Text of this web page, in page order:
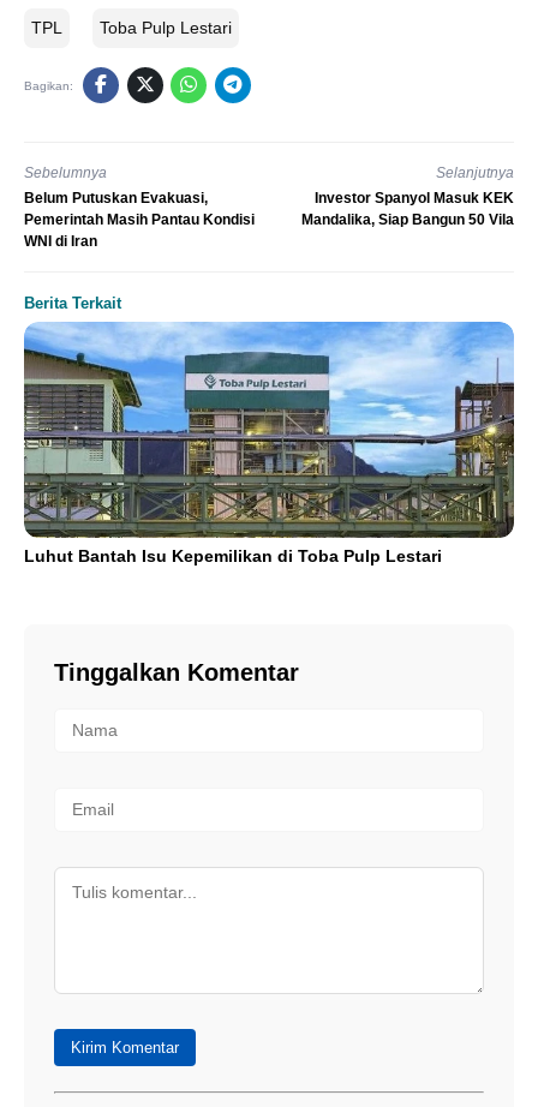
TPL Toba Pulp Lestari
Bagikan:
Sebelumnya
Belum Putuskan Evakuasi,
Pemerintah Masih Pantau Kondisi
WNI di Iran
Selanjutnya
Investor Spanyol Masuk KEK
Mandalika, Siap Bangun 50 Vila
Berita Terkait
Luhut Bantah Isu Kepemilikan di Toba Pulp Lestari
Tinggalkan Komentar
Kirim Komentar